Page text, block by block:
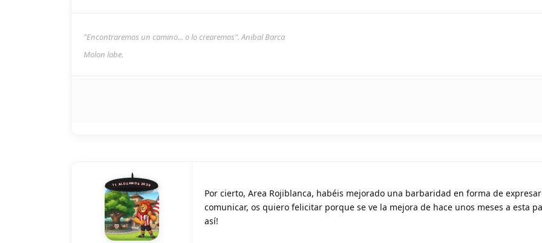
"Encontraremos un camino... o lo crearemos". Anibal Barca
Molon labe.
11 ALDEANOS 2026
Por cierto, Area Rojiblanca, habéis mejorado una barbaridad en forma de
comunicar, os quiero felicitar porque se ve la mejora de hace unos meses a esta
así!